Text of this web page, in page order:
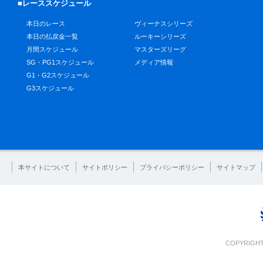
■レーススケジュール
本日のレース
本日の払戻金一覧
月間スケジュール
SG・PG1スケジュール
G1・G2スケジュール
G3スケジュール
ヴィーナスシリーズ
ルーキーシリーズ
マスターズリーグ
メディア情報
本サイトについて サイトポリシー プライバシーポリシー サイトマップ